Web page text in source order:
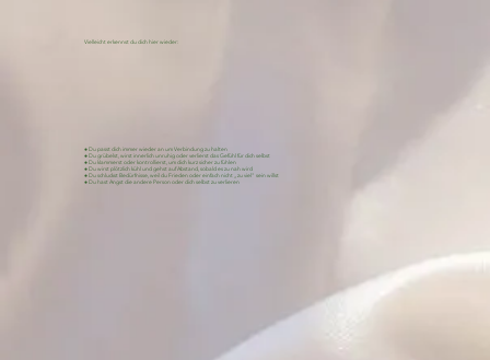
Vielleicht erkennst du dich hier wieder:
● Du passt dich immer wieder an um Verbindung zu halten
● Du grübelst, wirst innerlich unruhig oder verlierst das Gefühl für dich selbst
● Du klammerst oder kontrollierst, um dich kurz sicher zu fühlen
● Du wirst plötzlich kühl und gehst auf Abstand, sobald es zu nah wird
● Du schluckst Bedürfnisse, weil du Frieden oder einfach nicht „zu viel" sein willst
● Du hast Angst die andere Person oder dich selbst zu verlieren